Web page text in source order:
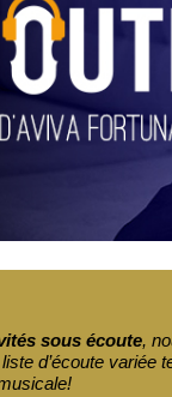
sous écoute,
d’écoute